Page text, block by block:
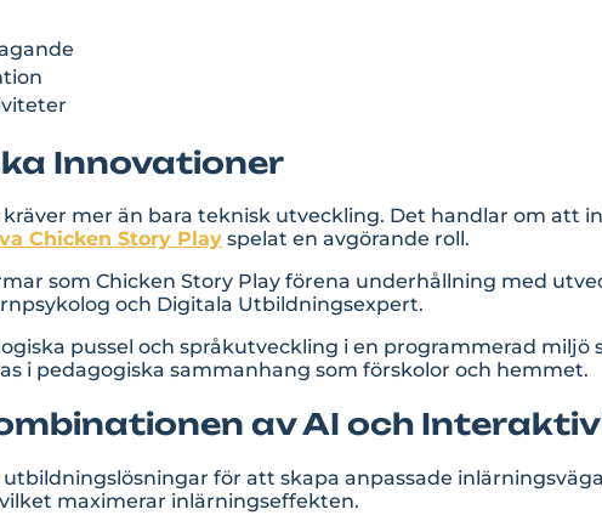
Innovationer
mer än bara teknisk utveckling. Det handlar om att
Chicken Story Play spelat en avgörande roll.
som Chicken Story Play förena underhållning med
och Digitala Utbildningsexpert.
pussel och språkutveckling i en programmerad miljö
i pedagogiska sammanhang som förskolor och hemmet.
av AI och
för att skapa anpassade
maximerar inlärningseffekten.